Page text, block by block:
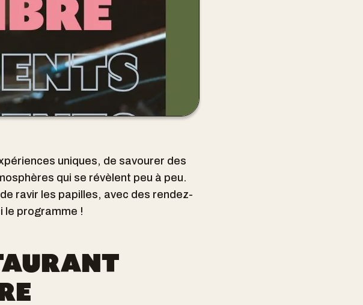
uniques, de savourer des
qui se révèlent peu à peu.
ravir les papilles, avec des rendez-
le programme !